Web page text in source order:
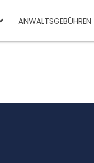
ANWALTSGEBÜHREN